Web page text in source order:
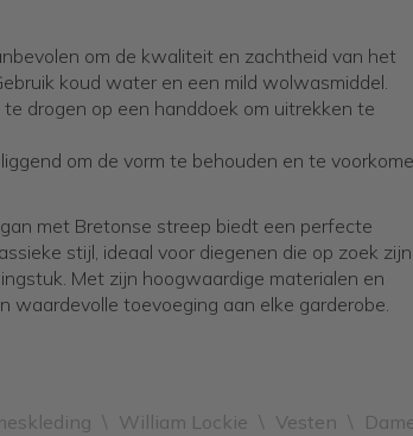
om de kwaliteit en zachtheid van het
koud water en een mild wolwasmiddel.
drogen op een handdoek om uitrekken te
om de vorm te behouden en te
met Bretonse streep biedt een perfecte
stijl, ideaal voor diegenen die op zoek zijn
Met zijn hoogwaardige materialen en
waardevolle toevoeging aan elke garderobe.
\ William Lockie \ Vesten \